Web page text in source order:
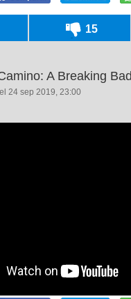
15
A Breaking
el 24 sep 2019, 23:00